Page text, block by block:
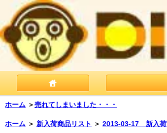
ホーム ＞売れてしまいました・・・
ホーム ＞ 新入荷商品リスト ＞ 2013-03-17 新入荷